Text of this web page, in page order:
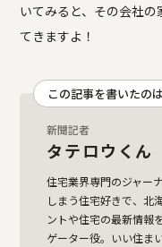
いてみると、その会社
てきますよ！
この記事を書いたのは
新聞記者
タテロウくん
住宅業界専門のジャー
しまう住宅好きで、北
ントや住宅の最新情報
ゲーター役。いい住ま